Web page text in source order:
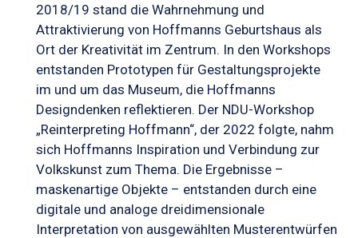
2018/19 stand die Wahrnehmung und
Attraktivierung von Hoffmanns Geburtshaus als
Ort der Kreativität im Zentrum. In den Workshops
entstanden Prototypen für Gestaltungsprojekte
im und um das Museum, die Hoffmanns
Designdenken reflektieren. Der NDU-Workshop
„Reinterpreting Hoffmann“, der 2022 folgte, nahm
sich Hoffmanns Inspiration und Verbindung zur
Volkskunst zum Thema. Die Ergebnisse –
maskenartige Objekte – entstanden durch eine
digitale und analoge dreidimensionale
Interpretation von ausgewählten Musterentwürfen